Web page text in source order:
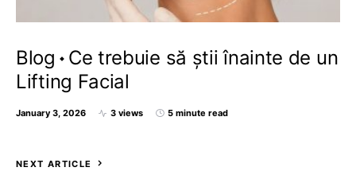
Blog
Ce trebuie să știi înainte de un
Lifting Facial
January 3, 2026 3 views 5 minute read
NEXT ARTICLE